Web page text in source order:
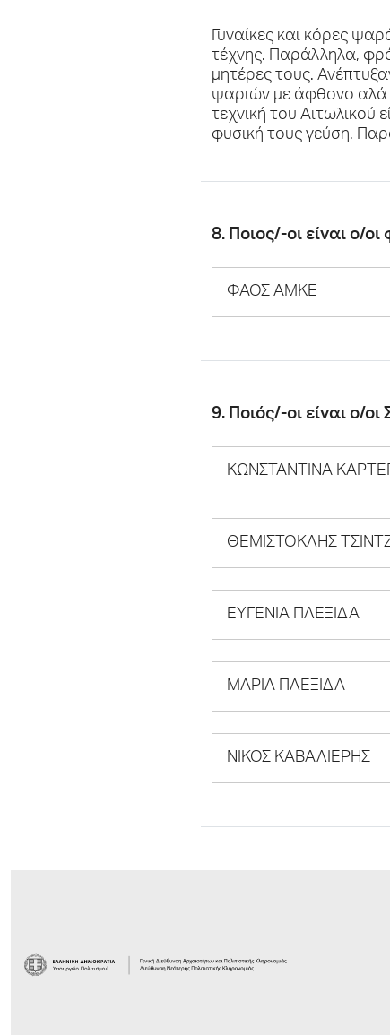
Γυναίκες και κόρες
τέχνης. Παράλληλα,
μητέρες τους.
ψαριών με άφθονο
τεχνική του
φυσική τους γεύση.
8. Ποιος/-οι είναι ο/
ΦΑΟΣ ΑΜΚΕ
9. Ποιός/-οι είναι ο/
ΚΩΝΣΤΑΝΤΙΝΑ
ΘΕΜΙΣΤΟΚΛΗΣ
ΕΥΓΕΝΙΑ ΠΛΕΞΙΔΑ
ΜΑΡΙΑ ΠΛΕΞΙΔΑ
ΝΙΚΟΣ ΚΑΒΑΛΙΕΡΗΣ